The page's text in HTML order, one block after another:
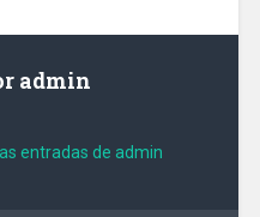
admin
entradas de admin